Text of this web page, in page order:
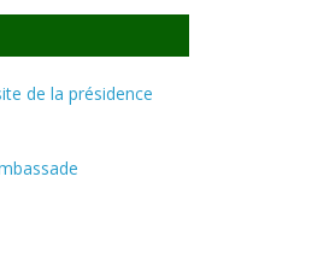
de la présidence